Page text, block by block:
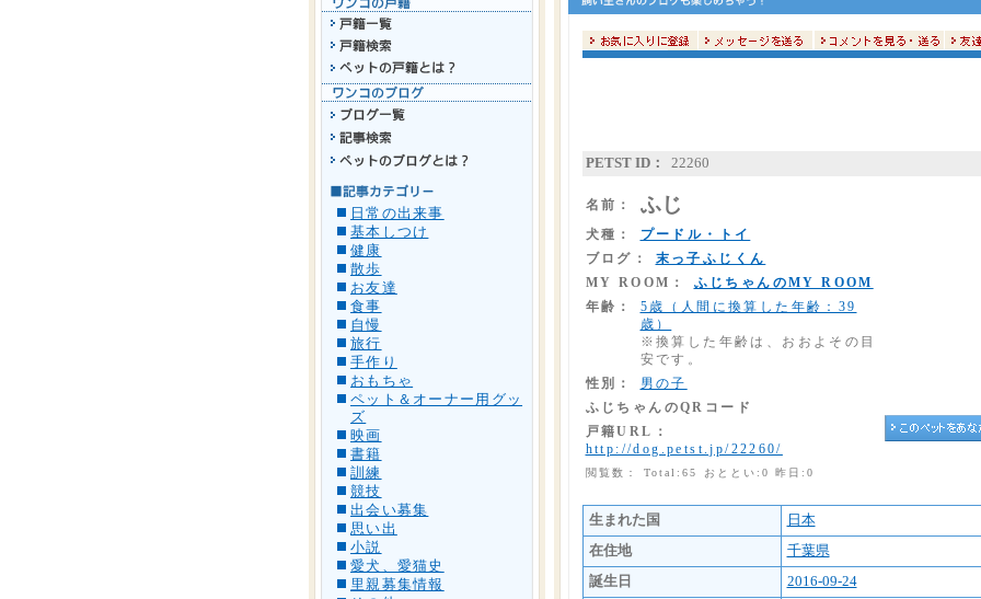
日常の出来事
基本しつけ
健康
散歩
お友達
食事
自慢
旅行
手作り
おもちゃ
ペット＆オーナー用グッ
ズ
映画
書籍
訓練
競技
出会い募集
思い出
小説
愛犬、愛猫史
里親募集情報
PETST ID： 22260
名前： ふじ
犬種：
プードル・トイ
ブログ：
末っ子ふじくん
MY ROOM：
ふじちゃんのMY ROOM
年齢：
5歳（人間に換算した年齢：39
歳）
※換算した年齢は、おおよその目
安です。
性別：
男の子
ふじちゃんのQRコード
戸籍URL：
http://dog.petst.jp/22260/
閲覧数： Total:65 おととい:0 昨日:0
生まれた国
日本
在住地
千葉県
誕生日
2016-09-24